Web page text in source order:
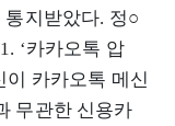
통지받았다. 정○
‘카카오톡 압
이 카카오톡 메신
무관한 신용카